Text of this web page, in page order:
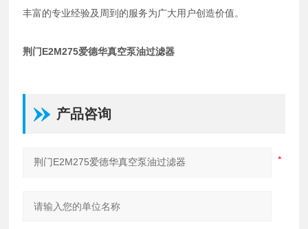
丰富的专业经验及周到的服务为广大用户创造价值。
荆门E2M275爱德华真空泵油过滤器
产品咨询